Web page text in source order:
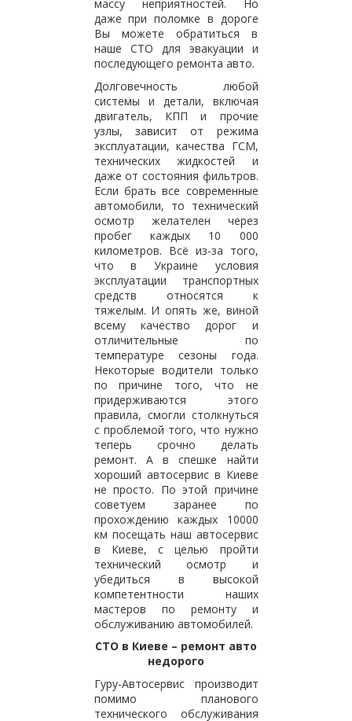
массу неприятностей. Но
даже при поломке в дороге
Вы можете обратиться в
наше СТО для эвакуации и
последующего ремонта авто.
Долговечность любой
системы и детали, включая
двигатель, КПП и прочие
узлы, зависит от режима
эксплуатации, качества ГСМ,
технических жидкостей и
даже от состояния фильтров.
Если брать все современные
автомобили, то технический
осмотр желателен через
пробег каждых 10 000
километров. Всё из-за того,
что в Украине условия
эксплуатации транспортных
средств относятся к
тяжелым. И опять же, виной
всему качество дорог и
отличительные по
температуре сезоны года.
Некоторые водители только
по причине того, что не
придерживаются этого
правила, смогли столкнуться
с проблемой того, что нужно
теперь срочно делать
ремонт. А в спешке найти
хороший автосервис в Киеве
не просто. По этой причине
советуем заранее по
прохождению каждых 10000
км посещать наш автосервис
в Киеве, с целью пройти
технический осмотр и
убедиться в высокой
компетентности наших
мастеров по ремонту и
обслуживанию автомобилей.
СТО в Киеве – ремонт авто
недорого
Гуру-Автосервис производит
помимо планового
технического обслуживания